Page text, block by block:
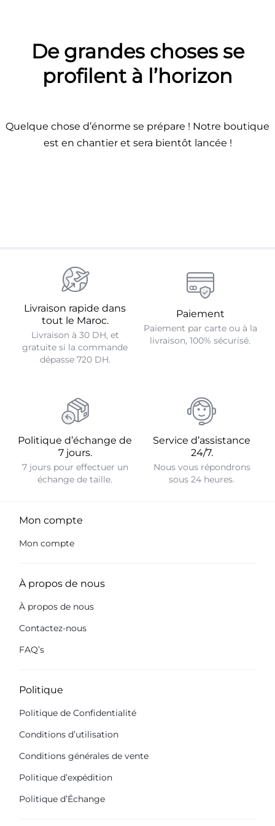
De grandes choses se
profilent à l’horizon
Quelque chose d’énorme se prépare ! Notre boutique
est en chantier et sera bientôt lancée !
Livraison rapide dans
tout le Maroc.
Livraison à 30 DH, et
gratuite si la commande
dépasse 720 DH.
Paiement
Paiement par carte ou à la
livraison, 100% sécurisé.
Politique d’échange de
7 jours.
7 jours pour effectuer un
échange de taille.
Service d’assistance
24/7.
Nous vous répondrons
sous 24 heures.
Mon compte
Mon compte
À propos de nous
À propos de nous
Contactez-nous
FAQ’s
Politique
Politique de Confidentialité
Conditions d’utilisation
Conditions générales de vente
Politique d’expédition
Politique d’Échange